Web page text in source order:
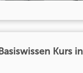
Kurs in